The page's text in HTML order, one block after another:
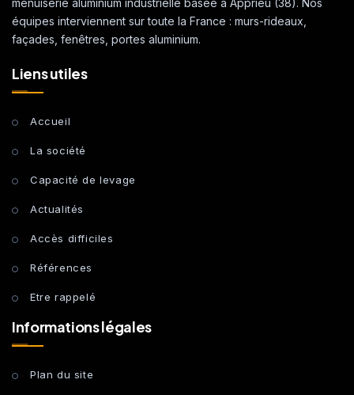
menuiserie aluminium industrielle basée à Apprieu (38). Nos
équipes interviennent sur toute la France : murs-rideaux,
façades, fenêtres, portes aluminium.
Liens utiles
Accueil
La société
Capacité de levage
Actualités
Accès difficiles
Références
Etre rappelé
Informations légales
Plan du site